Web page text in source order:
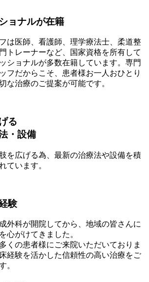
ョナルが在籍
は医師、看護師、理学療法士、柔道整
トレーナーなど、国家資格を所有して
ショナルが多数在籍しています。専門
フだからこそ、患者様お一人おひとり
な治療のご提案が可能です。
る
・設備
を広げる為、最新の治療法や設備を積
ています。
験
外科が開院してから、地域の皆さんに
心がけてきました。
くの患者様にご来院いただいておりま
経験を活かした信頼性の高い治療をご
。